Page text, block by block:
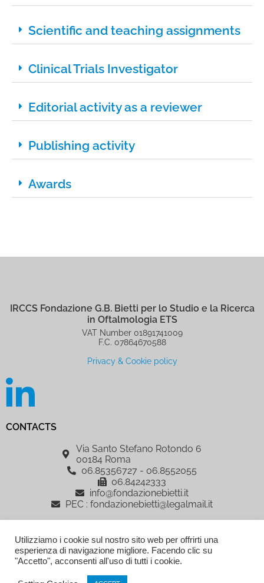
Scientific and teaching assignments
Clinical Trials Investigator
Editorial activity as a reviewer
Publishing activity
Awards
IRCCS Fondazione G.B. Bietti per lo Studio e la Ricerca
in Oftalmologia ETS
VAT Number 01891741009
F.C. 07864670588
Privacy & Cookie policy
CONTACTS
Via Santo Stefano Rotondo 6
00184 Roma
06.85356727 - 06.8552055
06.84242333
info@fondazionebietti.it
PEC : fondazionebietti@legalmail.it
IRCCS Fondazione G.B. Bietti per lo Studio e la Ricerca in Oftalmologia
ETS, è sostenuta dalla Fondazione Roma
AREA RISERVATA
Utilizziamo i cookie sul nostro sito web per offrirti una
esperienza di navigazione migliore. Facendo clic su
"Accetto", acconsenti all'uso di tutti i cookie.